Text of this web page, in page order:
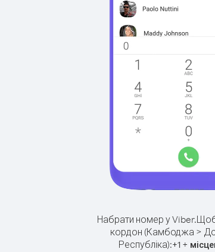
Набрати номер у Viber.
кордон (Камбоджа >
Республіка):+1 +